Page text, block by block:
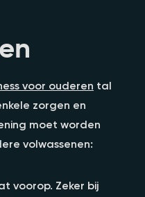
voor ouderen tal
zorgen en
moet worden
volwassenen:
voorop. Zeker bij